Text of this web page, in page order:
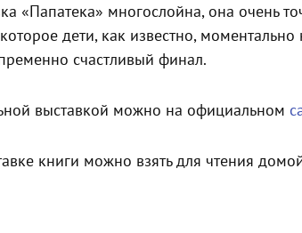
«Папатека» многослойна, она очень
дети, как известно, моментально
счастливый финал.
выставкой можно на официальном
книги можно взять для чтения